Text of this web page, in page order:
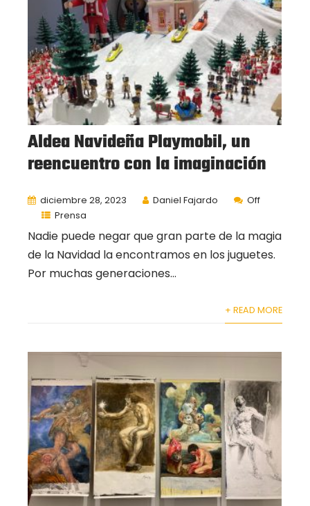
Aldea Navideña Playmobil, un
reencuentro con la imaginación
diciembre 28, 2023 Daniel Fajardo
Off
Prensa
Nadie puede negar que gran parte de la magia
de la Navidad la encontramos en los juguetes.
Por muchas generaciones...
+ READ MORE